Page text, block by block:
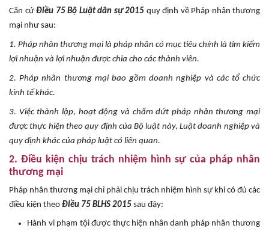
Căn cứ Điều 75 Bộ Luật dân sự 2015 quy định về Pháp nhân thương
mại như sau:
1. Pháp nhân thương mại là pháp nhân có mục tiêu chính là tìm kiếm
lợi nhuận và lợi nhuận được chia cho các thành viên.
2. Pháp nhân thương mại bao gồm doanh nghiệp và các tổ chức
kinh tế khác.
3. Việc thành lập, hoạt động và chấm dứt pháp nhân thương mại
được thực hiện theo quy định của Bộ luật này, Luật doanh nghiệp và
quy định khác của pháp luật có liên quan.
2. Điều kiện chịu trách nhiệm hình sự của pháp nhân
thương mại
Pháp nhân thương mại chỉ phải chịu trách nhiệm hình sự khi có đủ các
điều kiện theo Điều 75 BLHS 2015 sau đây:
Hành vi phạm tội được thực hiện nhân danh pháp nhân thương